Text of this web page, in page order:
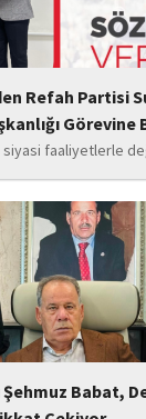
Refah Partisi
Görevine
faaliyetlerle
birlik ve
hayata geçirmek
Babat,